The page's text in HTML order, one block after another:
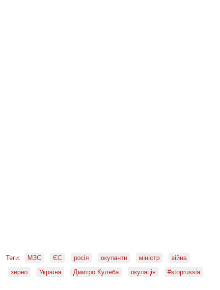
Теги: МЗС ЄС росія окупанти міністр
війна
зерно
Україна Дмитро Кулеба окупація #stoprussia